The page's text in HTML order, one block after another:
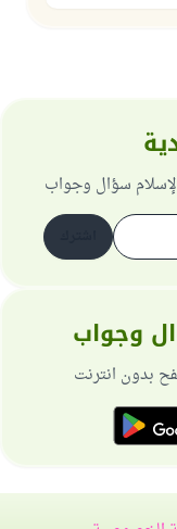
سؤال وجواب
وجواب
بدون انترنت